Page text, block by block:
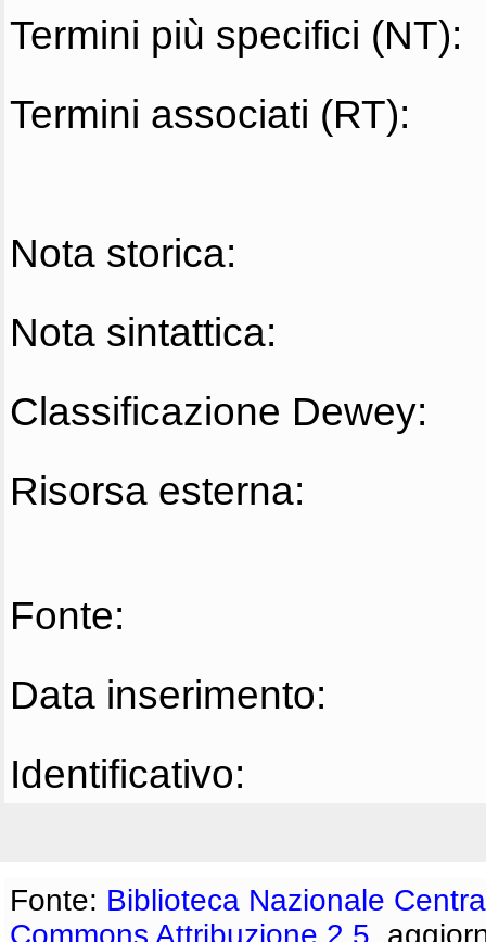
Termini più specifici (NT):
Termini associati (RT):
Nota storica:
Nota sintattica:
Classificazione Dewey:
Risorsa esterna:
Fonte:
Data inserimento:
Identificativo:
Fonte: Biblioteca Nazionale
Commons Attribuzione 2.5 ,